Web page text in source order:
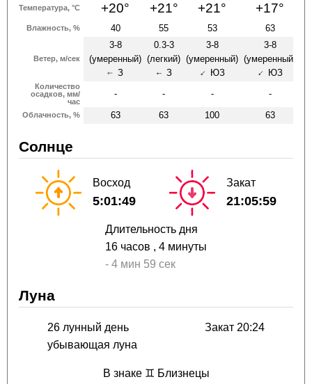
Температура, °C +20° +21° +21° +17°
Влажность, % 40 55 53 63
Ветер, м/сек
3-8
(умеренный)
↑З
0.3-3
(легкий)
↑З
3-8
(умеренный)
↑ЮЗ
3-8
(умеренный)
↑ЮЗ
Количество
осадков, мм/
час
- - - -
Облачность, % 63 63 100 63
Солнце
Восход
5:01:49
Закат
21:05:59
Длительность дня
16 часов , 4 минуты
- 4 мин 59 сек
Луна
26 лунный день
убывающая луна
Закат 20:24
В знаке ♊ Близнецы